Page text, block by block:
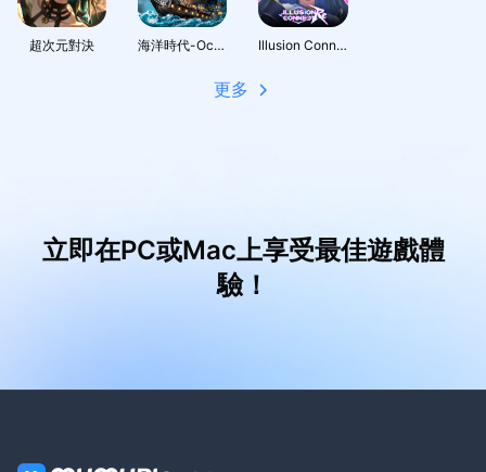
超次元對決 海洋時代-Ocean Age Illusion Connect: Re
更多
立即在PC或Mac上享受最佳遊戲體
驗！